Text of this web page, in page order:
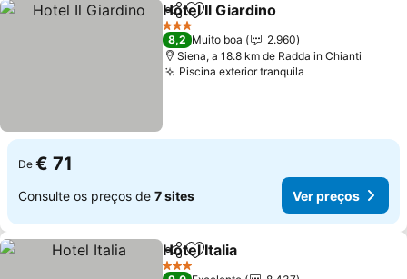
PartilharAdicionar aos favoritos
Hotel Il Giardino
3 Estrelas
8,2 Muito boa
2.960
Siena, a 18.8 km de Radda in Chianti
Piscina exterior tranquila
De € 71
Consulte os preços de 7 sites Ver preços
PartilharAdicionar aos favoritos
Hotel Italia
3 Estrelas